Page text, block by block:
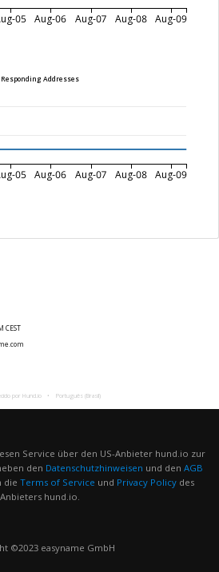
05 Aug-06 Aug-07 Aug-08 Aug-09
Responding Addresses
05 Aug-06 Aug-07 Aug-08 Aug-09
CEST
por Hund.io Português (Brasil)
Service über den US-Anbieter hund.io zur
den Datenschutzhinweisen und den AGB
die Terms of Service und Privacy Policydes
Anbieters hund.io.
©2023 easyname GmbH